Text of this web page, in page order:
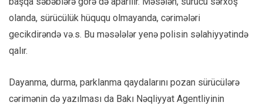
olanda, sürücülük hüququ olmayanda, cərimələri
gecikdirəndə və.s. Bu məsələlər yenə polisin səlahiyyətində
qalır.
Dayanma, durma, parklanma qaydalarını pozan sürücülərə
cərimənin də yazılması da Bakı Nəqliyyat Agentliyinin